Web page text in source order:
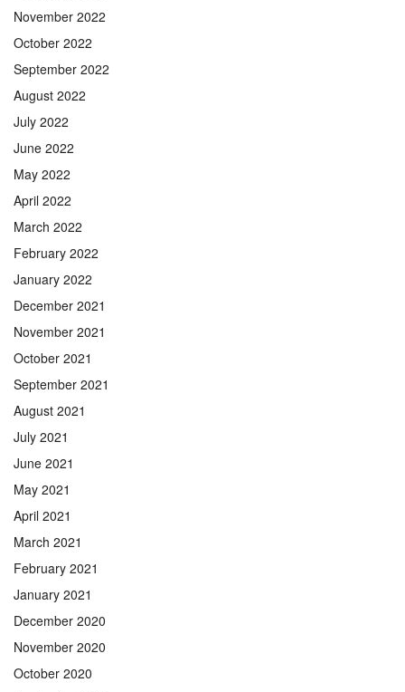
November 2022
October 2022
September 2022
August 2022
July 2022
June 2022
May 2022
April 2022
March 2022
February 2022
January 2022
December 2021
November 2021
October 2021
September 2021
August 2021
July 2021
June 2021
May 2021
April 2021
March 2021
February 2021
January 2021
December 2020
November 2020
October 2020